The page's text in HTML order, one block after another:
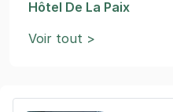
Hôtel De La Paix
Voir tout >